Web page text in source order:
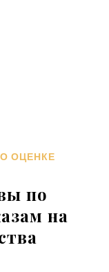
ОЦЕНКЕ
по
на